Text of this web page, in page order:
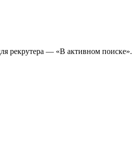
рекрутера — «В активном поиске».